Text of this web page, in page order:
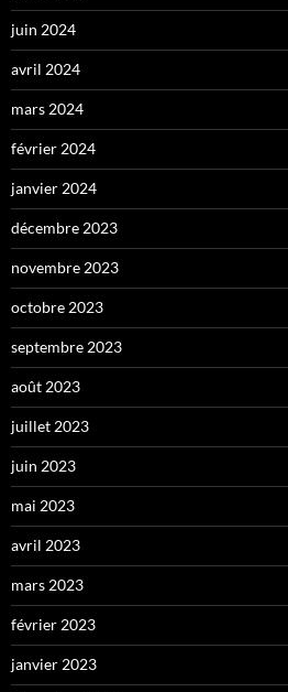
juin 2024
avril 2024
mars 2024
février 2024
janvier 2024
décembre 2023
novembre 2023
octobre 2023
septembre 2023
août 2023
juillet 2023
juin 2023
mai 2023
avril 2023
mars 2023
février 2023
janvier 2023